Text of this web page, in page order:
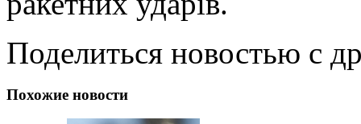
Поделиться новостью с
Похожие новости